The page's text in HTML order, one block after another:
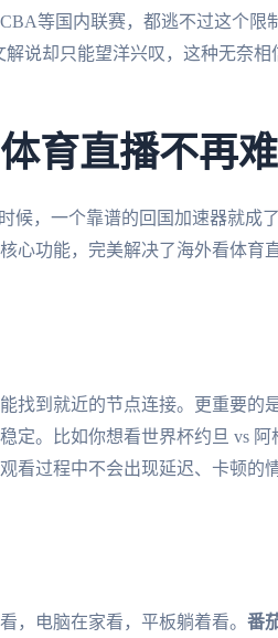
等国内联赛，都逃不过这个限
说却只能望洋兴叹，这种无奈相
育直播不再难
，一个靠谱的回国加速器就成了
心功能，完美解决了海外看体育
找到就近的节点连接。更重要的
定。比如你想看世界杯约旦 vs 阿
看过程中不会出现延迟、卡顿的
电脑在家看，平板躺着看。 番